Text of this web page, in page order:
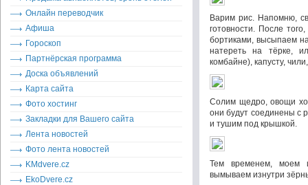
Варим рис. Напомню,
готовности. После
бортиками, высыпаем
натереть на тёрке,
комбайне), капусту,
Солим щедро, овощи
они будут соединены с
и тушим под крышкой.
Тем временем, моем
вымываем изнутри
Онлайн переводчик
Афиша
Гороскоп
Партнёрская программа
Доска объявлений
Карта сайта
Фото хостинг
Закладки для Вашего сайта
Лента новостей
Фото лента новостей
KMdvere.cz
EkoDvere.cz